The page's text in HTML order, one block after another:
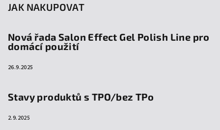
JAK NAKUPOVAT
Nová řada Salon Effect Gel Polish Line pro
domácí použití
26.9.2025
Stavy produktů s TPO/bez TPo
2.9.2025